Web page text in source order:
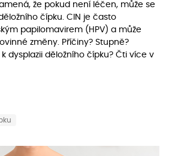
že pokud není léčen, může se
čípku. CIN je často
papilomavirem (HPV) a může
změny. Příčiny? Stupně?
dysplazii děložního čípku? Čti více v